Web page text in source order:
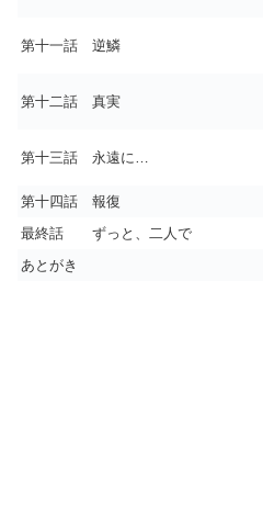
第十一話 逆鱗
第十二話 真実
第十三話 永遠に…
第十四話 報復
最終話 ずっと、二人で
あとがき